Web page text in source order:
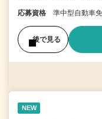
応募資格 準中型自動車
後で見る
NEW